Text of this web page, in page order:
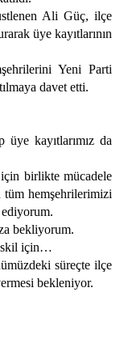
Ali Güç, ilçe
üye kayıtlarının
Yeni Parti
davet etti.
üye kayıtlarımız da
birlikte mücadele
hemşehrilerimizi
ediyorum.
bekliyorum.
için…
süreçte ilçe
bekleniyor.